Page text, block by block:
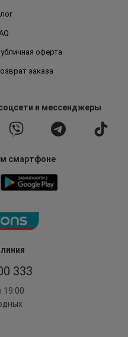
333
19:00
оферта
заказа
и мессенджеры
смартфоне